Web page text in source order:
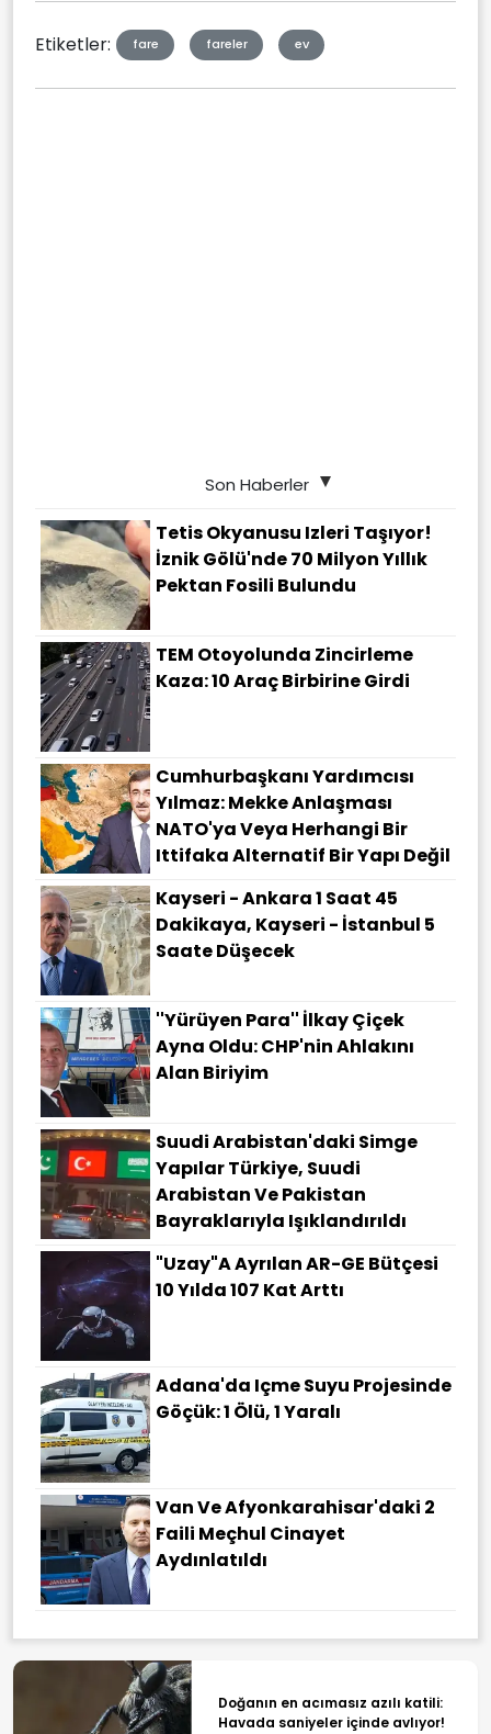
Etiketler: fare fareler ev
Son Haberler
Tetis Okyanusu Izleri Taşıyor!
İznik Gölü'nde 70 Milyon Yıllık
Pektan Fosili Bulundu
TEM Otoyolunda Zincirleme
Kaza: 10 Araç Birbirine Girdi
Cumhurbaşkanı Yardımcısı
Yılmaz: Mekke Anlaşması
NATO'ya Veya Herhangi Bir
Ittifaka Alternatif Bir Yapı Değil
Kayseri - Ankara 1 Saat 45
Dakikaya, Kayseri - İstanbul 5
Saate Düşecek
''Yürüyen Para'' İlkay Çiçek
Ayna Oldu: CHP'nin Ahlakını
Alan Biriyim
Suudi Arabistan'daki Simge
Yapılar Türkiye, Suudi
Arabistan Ve Pakistan
Bayraklarıyla Işıklandırıldı
"Uzay"a Ayrılan AR-GE Bütçesi
10 Yılda 107 Kat Arttı
Adana'da Içme Suyu Projesinde
Göçük: 1 Ölü, 1 Yaralı
Van Ve Afyonkarahisar'daki 2
Faili Meçhul Cinayet
Aydınlatıldı
Doğanın en acımasız azılı katili:
Havada saniyeler içinde avlıyor!